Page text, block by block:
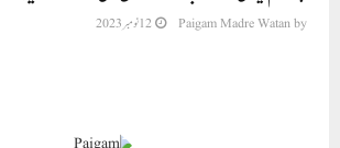
by
Paigam Madre Watan 12 نومبر 2023